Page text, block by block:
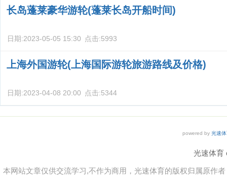
长岛蓬莱豪华游轮(蓬莱长岛开船时间)
日期:2023-05-05 15:30 点击:5993
上海外国游轮(上海国际游轮旅游路线及价格)
日期:2023-04-08 20:00 点击:5344
powered by 光速
光速体育
本网站文章仅供交流学习,不作为商用，光速体育的版权归属原作